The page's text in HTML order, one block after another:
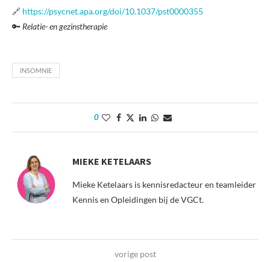
🔗 https://psycnet.apa.org/doi/10.1037/pst0000355
🔑 Relatie- en gezinstherapie
INSOMNIE
0
MIEKE KETELAARS
Mieke Ketelaars is kennisredacteur en teamleider
Kennis en Opleidingen bij de VGCt.
vorige post